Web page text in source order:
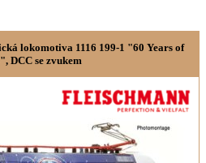
lokomotiva 1116 199-1 "60 Years of
DCC se zvukem